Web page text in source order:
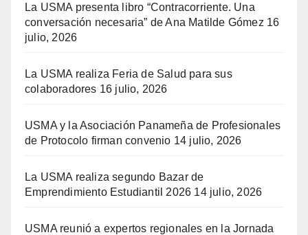
La USMA presenta libro “Contracorriente. Una
conversación necesaria” de Ana Matilde Gómez 16
julio, 2026
La USMA realiza Feria de Salud para sus
colaboradores 16 julio, 2026
USMA y la Asociación Panameña de Profesionales
de Protocolo firman convenio 14 julio, 2026
La USMA realiza segundo Bazar de
Emprendimiento Estudiantil 2026 14 julio, 2026
USMA reunió a expertos regionales en la Jornada